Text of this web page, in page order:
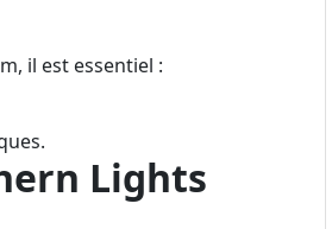
il est essentiel :
Lights